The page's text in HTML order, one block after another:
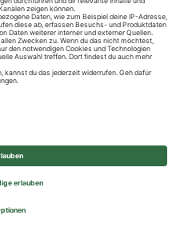
- All rights reserved